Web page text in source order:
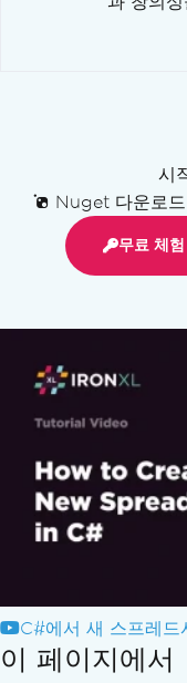
시
Nuget 다운로드
무료 체험
C#에서 새 스프레드
이 페이지에서